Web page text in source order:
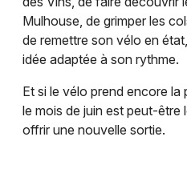
Mulhouse, de grimper les
de remettre son vélo en
idée adaptée à son rythme.
Et si le vélo prend encore la
le mois de juin est peut-être
offrir une nouvelle sortie.